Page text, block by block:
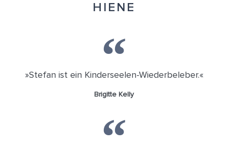
HIENE
»Stefan ist ein Kinderseelen-Wiederbeleber.«
Brigitte Kelly